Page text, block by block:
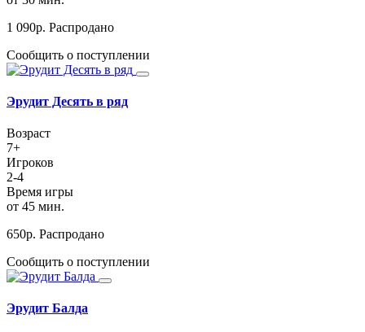
1 090р. Распродано
Сообщить о поступлении
Эрудит Десять в ряд
Возраст
7+
Игроков
2-4
Время игры
от 45 мин.
650р. Распродано
Сообщить о поступлении
Эрудит Балда